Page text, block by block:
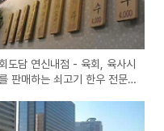
도담 연신내점 - 육회, 육사시
판매하는 쇠고기 한우 전문